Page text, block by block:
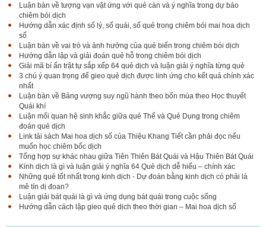
Luận bàn về tượng vạn vật ứng với quẻ càn và ý nghĩa trong dự báo
chiêm bói dịch
Hướng dẫn xác định số lý, số quái, số quẻ trong chiêm bói mai hoa dịch
số
Luận bàn về vai trò và ảnh hưởng của quẻ biến trong chiêm bói dịch
Hướng dẫn lập và giải đoán quẻ hỗ trong chiêm bói dịch
Giải mã bí ấn trật tự sắp xếp 64 quẻ dịch và luận giải ý nghĩa từng quẻ
3 chú ý quan trọng để gieo quẻ dịch được linh ứng cho kết quả chính xác
nhất
Luận bàn về Bảng vượng suy ngũ hành theo bốn mùa theo Học thuyết
Quái khí
Luận mối quan hệ sinh khắc giữa quẻ Thể và Quẻ Dụng trong chiêm
đoán quẻ dịch
Link tải sách Mai hoa dịch số của Thiệu Khang Tiết cần phải đọc nếu
muốn học chiêm bốc dịch
Tổng hợp sự khác nhau giữa Tiên Thiên Bát Quái và Hậu Thiên Bát Quái
Kinh dịch là gì và luận giải ý nghĩa 64 Quẻ dịch dễ hiểu – chính xác
Những quẻ tốt nhất trong kinh dịch - Dự đoán bằng kinh dịch có phải là
mê tín dị đoan?
Luận giải bát quái là gì và ứng dụng bát quái trong cuộc sống
Hướng dẫn cách lập gieo quẻ dịch theo thời gian – Mai hoa dịch số